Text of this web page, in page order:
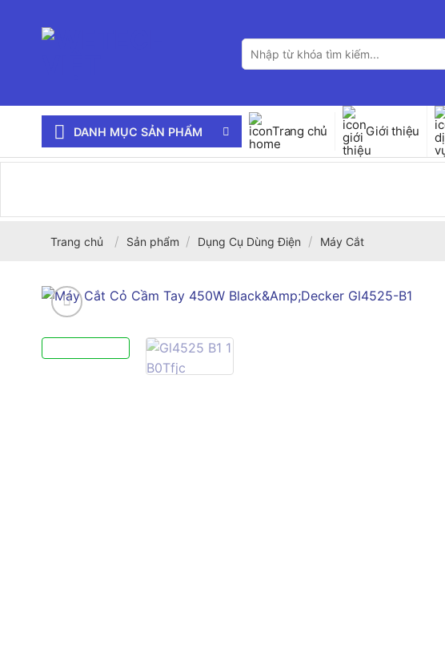
Tìm
kiếm:
DANH MỤC SẢN PHẨM Trang chủ Giới thiệu
Trang chủ / Sản phẩm / Dụng Cụ Dùng Điện / Máy Cắt